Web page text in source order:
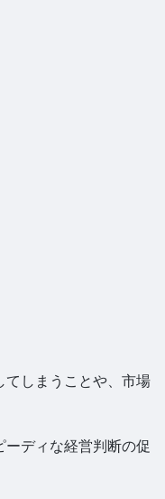
てしまうことや、市場
ディな経営判断の促